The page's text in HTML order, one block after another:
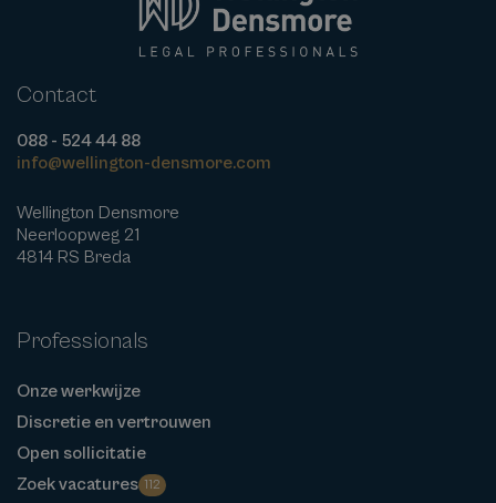
Contact
088 - 524 44 88
info@wellington-densmore.com
Wellington Densmore
Neerloopweg 21
4814 RS Breda
Professionals
Onze werkwijze
Discretie en vertrouwen
Open sollicitatie
Zoek vacatures 112